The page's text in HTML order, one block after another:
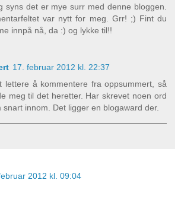
syns det er mye surr med denne bloggen.
var nytt for meg. Grr! ;) Fint du
innpå nå, da :) og lykke til!!
17. februar 2012 kl. 22:37
lettere å kommentere fra oppsummert, så
meg til det heretter. Har skrevet noen ord
snart innom. Det ligger en blogaward der.
2012 kl. 09:04